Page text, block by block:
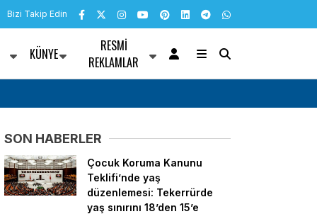
Bizi Takip Edin
KÜNYE
RESMI
REKLAMLAR
SON HABERLER
Çocuk Koruma Kanunu
Teklifi’nde yaş
düzenlemesi: Tekerrürde
yaş sınırını 18’den 15’e